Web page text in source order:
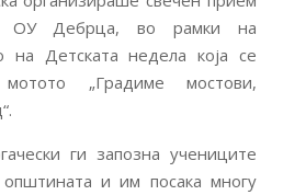
ОУ Дебрца, во рамки на
на Детската недела која се
„Градиме мостови,
ги запозна учениците
и им посака многу